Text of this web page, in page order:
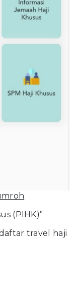
(PIHK)”
travel haji